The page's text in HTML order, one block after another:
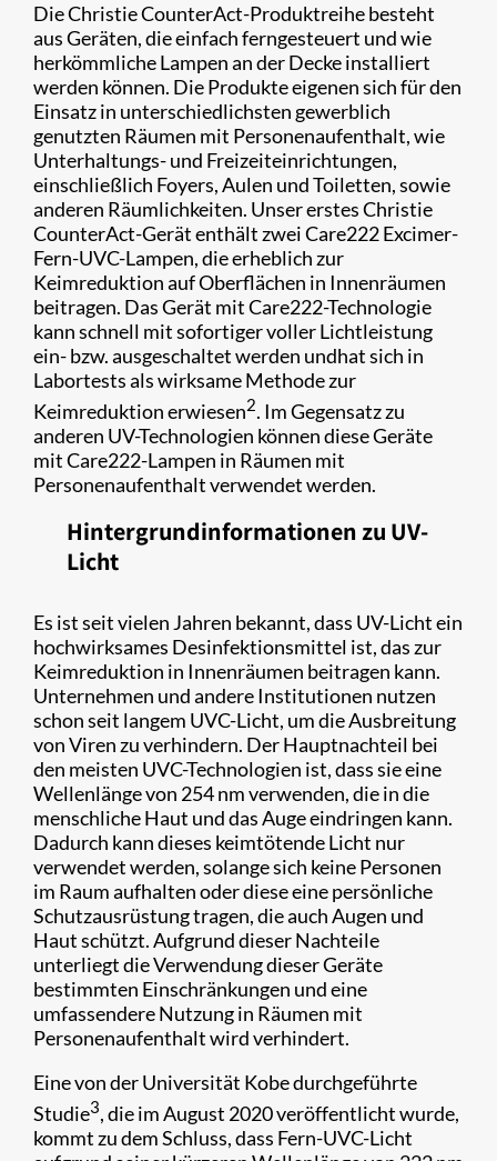
Die Christie CounterAct-Produktreihe besteht
aus Geräten, die einfach ferngesteuert und wie
herkömmliche Lampen an der Decke installiert
werden können. Die Produkte eigenen sich für den
Einsatz in unterschiedlichsten gewerblich
genutzten Räumen mit Personenaufenthalt, wie
Unterhaltungs- und Freizeiteinrichtungen,
einschließlich Foyers, Aulen und Toiletten, sowie
anderen Räumlichkeiten. Unser erstes Christie
CounterAct-Gerät enthält zwei Care222 Excimer-
Fern-UVC-Lampen, die erheblich zur
Keimreduktion auf Oberflächen in Innenräumen
beitragen. Das Gerät mit Care222-Technologie
kann schnell mit sofortiger voller Lichtleistung
ein- bzw. ausgeschaltet werden undhat sich in
Labortests als wirksame Methode zur
Keimreduktion erwiesen2. Im Gegensatz zu
anderen UV-Technologien können diese Geräte
mit Care222-Lampen in Räumen mit
Personenaufenthalt verwendet werden.
Hintergrundinformationen zu UV-
Licht
Es ist seit vielen Jahren bekannt, dass UV-Licht ein
hochwirksames Desinfektionsmittel ist, das zur
Keimreduktion in Innenräumen beitragen kann.
Unternehmen und andere Institutionen nutzen
schon seit langem UVC-Licht, um die Ausbreitung
von Viren zu verhindern. Der Hauptnachteil bei
den meisten UVC-Technologien ist, dass sie eine
Wellenlänge von 254 nm verwenden, die in die
menschliche Haut und das Auge eindringen kann.
Dadurch kann dieses keimtötende Licht nur
verwendet werden, solange sich keine Personen
im Raum aufhalten oder diese eine persönliche
Schutzausrüstung tragen, die auch Augen und
Haut schützt. Aufgrund dieser Nachteile
unterliegt die Verwendung dieser Geräte
bestimmten Einschränkungen und eine
umfassendere Nutzung in Räumen mit
Personenaufenthalt wird verhindert.
Eine von der Universität Kobe durchgeführte
Studie3, die im August 2020 veröffentlicht wurde,
kommt zu dem Schluss, dass Fern-UVC-Licht